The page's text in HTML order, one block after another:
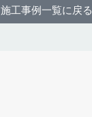
施工事例一覧に戻る